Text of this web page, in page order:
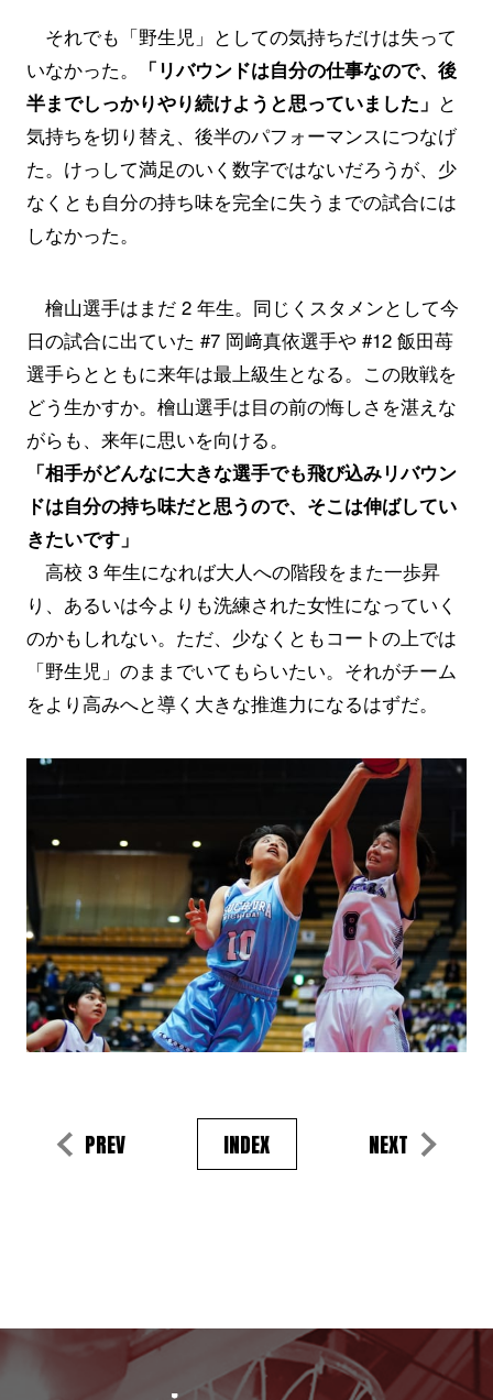
それでも「野生児」としての気持ちだけは失って
いなかった。
「リバウンドは自分の仕事なので、後
半までしっかりやり続けようと思っていました」 と
気持ちを切り替え、後半のパフォーマンスにつなげ
た。けっして満足のいく数字ではないだろうが、少
なくとも自分の持ち味を完全に失うまでの試合には
しなかった。
檜山選手はまだ 2 年生。同じくスタメンとして今
日の試合に出ていた #7 岡﨑真依選手や #12 飯田苺
選手らとともに来年は最上級生となる。この敗戦を
どう生かすか。檜山選手は目の前の悔しさを湛えな
がらも、来年に思いを向ける。
「相手がどんなに大きな選手でも飛び込みリバウン
ドは自分の持ち味だと思うので、そこは伸ばしてい
きたいです」
高校 3 年生になれば大人への階段をまた一歩昇
り、あるいは今よりも洗練された女性になっていく
のかもしれない。ただ、少なくともコートの上では
「野生児」のままでいてもらいたい。それがチーム
をより高みへと導く大きな推進力になるはずだ。
PREV INDEX NEXT